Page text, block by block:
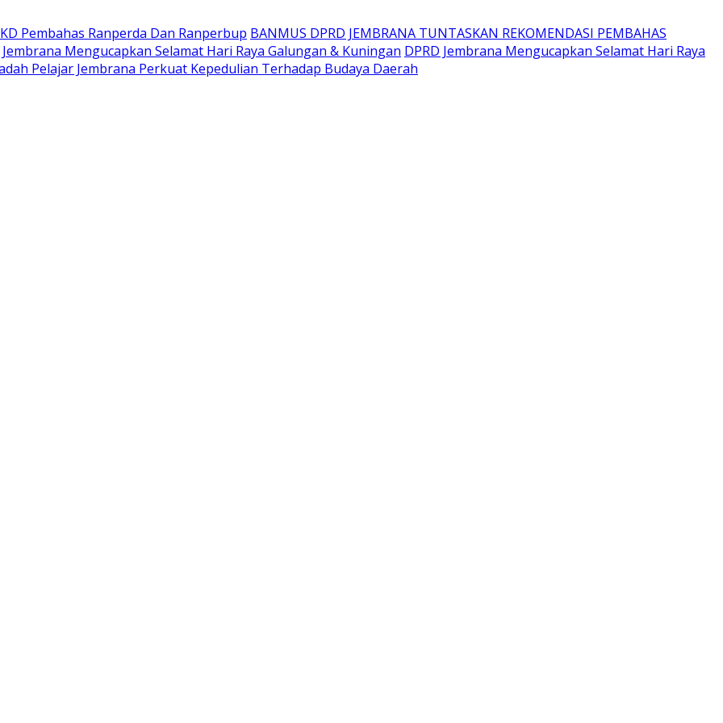
Pembahas Ranperda Dan Ranperbup BANMUS DPRD JEMBRANA TUNTASKAN REKOMENDASI PEMBAHAS
Mengucapkan Selamat Hari Raya Galungan & Kuningan DPRD Jembrana Mengucapkan Selamat Hari Raya
Pelajar Jembrana Perkuat Kepedulian Terhadap Budaya Daerah